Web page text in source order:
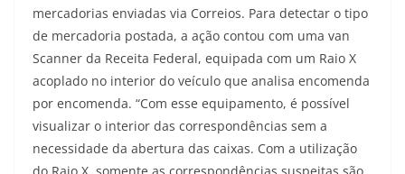
mercadorias enviadas via Correios. Para detectar o tipo
de mercadoria postada, a ação contou com uma van
Scanner da Receita Federal, equipada com um Raio X
acoplado no interior do veículo que analisa encomenda
por encomenda. “Com esse equipamento, é possível
visualizar o interior das correspondências sem a
necessidade da abertura das caixas. Com a utilização
do Raio X, somente as correspondências suspeitas são